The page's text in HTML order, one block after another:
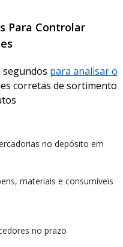
Para Controlar
para analisar o
corretas de sortimento
no depósito em
materiais e consumíveis
no prazo